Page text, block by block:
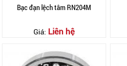
Bạc đạn lệch tâm RN204M
Giá: Liên hệ